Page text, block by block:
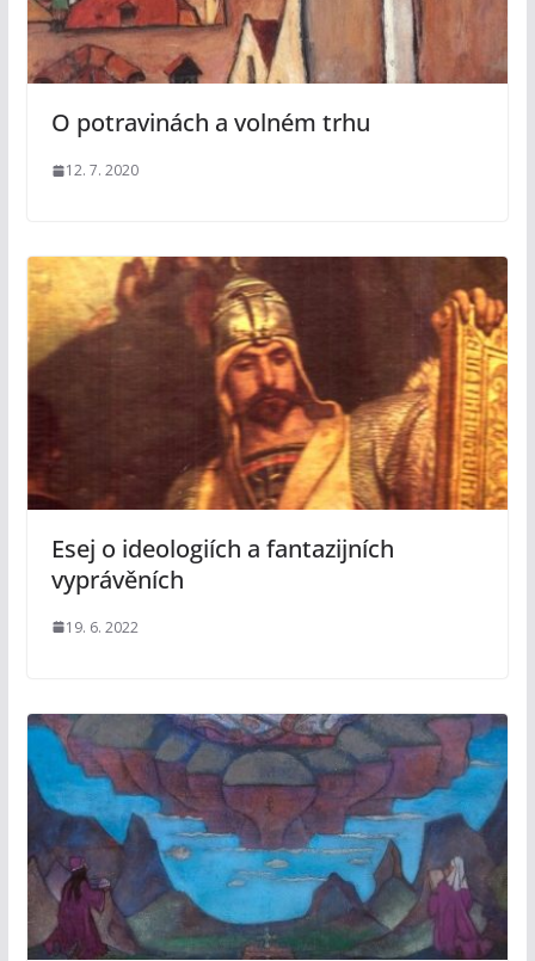
O potravinách a volném trhu
12. 7. 2020
Esej o ideologiích a fantazijních
vyprávěních
19. 6. 2022